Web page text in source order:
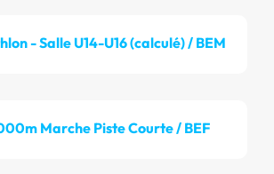
- Salle U14-U16 (calculé) / BEM
Marche Piste Courte / BEF